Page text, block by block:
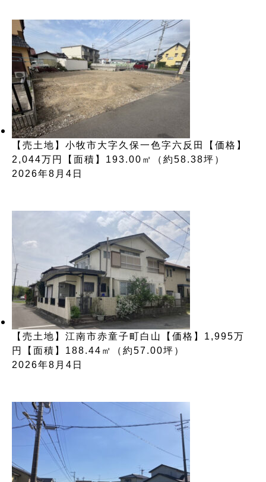
【売土地】小牧市大字久保一色字六反田【価格】
2,044万円【面積】193.00㎡（約58.38坪）
2026年8月4日
【売土地】江南市赤童子町白山【価格】1,995万
円【面積】188.44㎡（約57.00坪）
2026年8月4日